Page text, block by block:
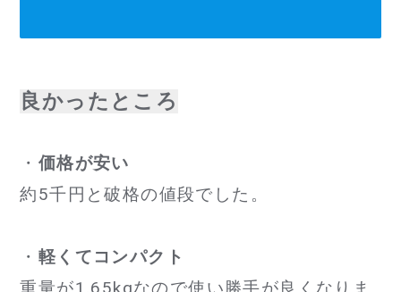
良かったところ
・ 価格が安い
約5千円と破格の値段でした。
・ 軽くてコンパクト
重量が1.65kgなので使い勝手が良くなりま